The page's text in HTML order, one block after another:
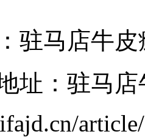
驻马店牛
址：驻马